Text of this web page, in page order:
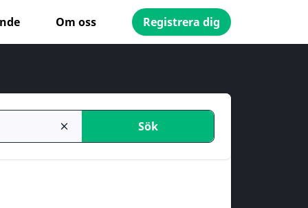
Om oss Registrera dig
Sök